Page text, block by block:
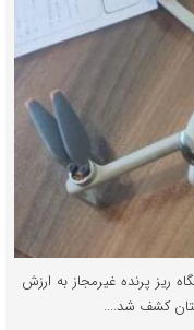
ریز پرنده غیرمجاز به ارزش